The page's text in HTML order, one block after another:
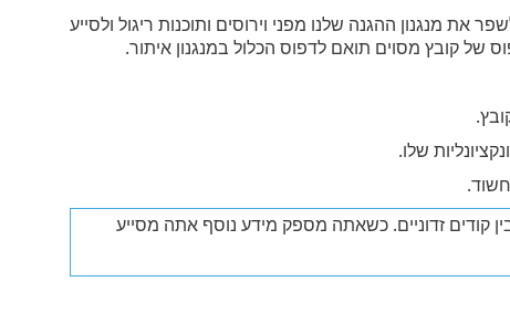
מנגנון ההגנה שלנו מפני וירוסים ותוכנות ריגול ולסייע
שלו.
קודים זדוניים. כשאתה מספק מידע נוסף אתה מסייע